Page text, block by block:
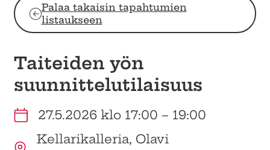
Palaa takaisin tapahtumien
listaukseen
Taiteiden yön
suunnittelutilaisuus
27.5.2026 klo 17:00 – 19:00
Kellarikalleria, Olavi